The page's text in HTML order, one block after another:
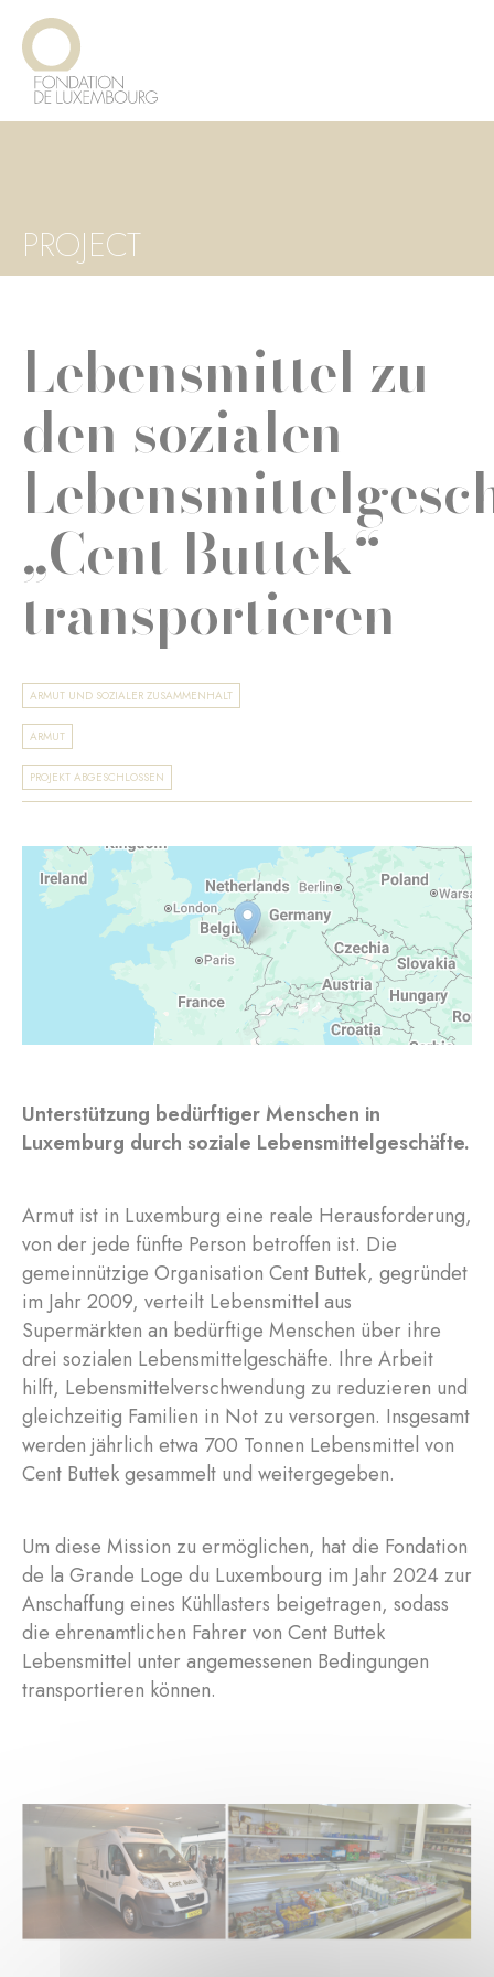
Direkt
zum
Inhalt
PROJECT
Lebensmittel zu
den sozialen
„Cent Buttek“
transportieren
ARMUT UND SOZIALER ZUSAMMENHALT
ARMUT
PROJEKT ABGESCHLOSSEN
Unterstützung bedürftiger Menschen in
Luxemburg durch soziale Lebensmittelgeschäfte.
Armut ist in Luxemburg eine reale Herausforderung,
von der jede fünfte Person betroffen ist. Die
gemeinnützige Organisation Cent Buttek, gegründet
im Jahr 2009, verteilt Lebensmittel aus
Supermärkten an bedürftige Menschen über ihre
drei sozialen Lebensmittelgeschäfte. Ihre Arbeit
hilft, Lebensmittelverschwendung zu reduzieren und
gleichzeitig Familien in Not zu versorgen. Insgesamt
werden jährlich etwa 700 Tonnen Lebensmittel von
Cent Buttek gesammelt und weitergegeben.
Um diese Mission zu ermöglichen, hat die Fondation
de la Grande Loge du Luxembourg im Jahr 2024 zur
Anschaffung eines Kühllasters beigetragen, sodass
die ehrenamtlichen Fahrer von Cent Buttek
Lebensmittel unter angemessenen Bedingungen
transportieren können.
Cookie-Einstellungen